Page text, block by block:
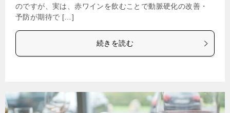
のですが、実は、赤ワインを飲むことで動脈硬化の改善・
予防が期待で […]
続きを読む